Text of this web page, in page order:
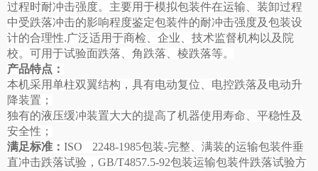
过程时耐冲击强度。主要用于模拟包装件在运输、装卸过程
中受跌落冲击的影响程度鉴定包装件的耐冲击强度及包装设
计的合理性.广泛适用于商检、企业、技术监督机构以及院
校。可用于试验面跌落、角跌落、棱跌落等。
产品特点：
本机采用单柱双翼结构，具有电动复位、电控跌落及电动升
降装置；
独有的液压缓冲装置大大的提高了机器使用寿命、平稳性及
安全性；
满足标准： ISO 2248-1985包装-完整、满装的运输包装件垂
直冲击跌落试验 ，GB/T4857.5-92包装运输包装件跌落试验方